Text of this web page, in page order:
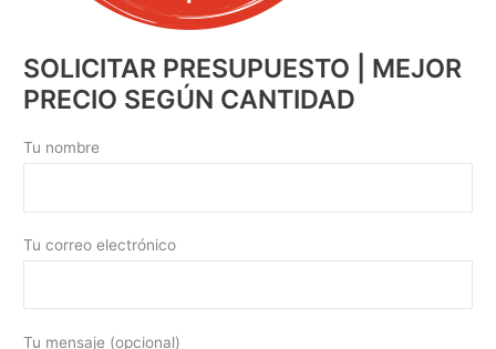
SOLICITAR PRESUPUESTO | MEJOR
PRECIO SEGÚN CANTIDAD
Tu nombre
Tu correo electrónico
Tu mensaje (opcional)